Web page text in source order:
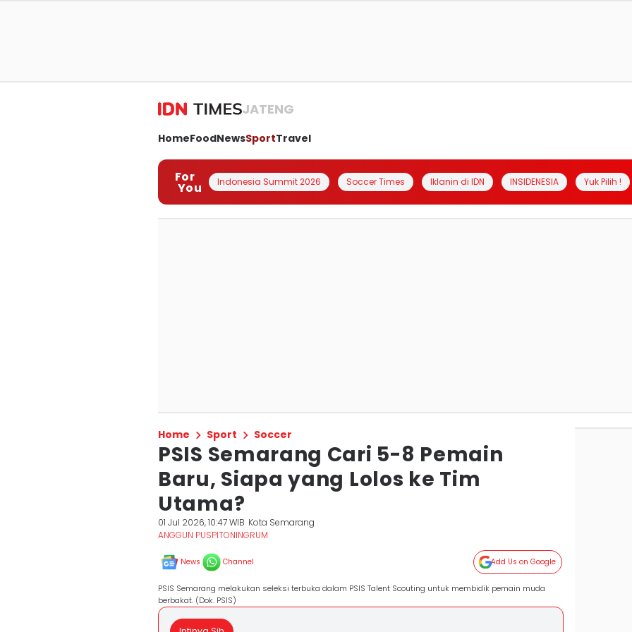
JATENG
HomeFoodNewsSportTravel
For
You Indonesia Summit 2026 Soccer Times Iklanin di IDN INSIDENESIA Yuk Pilih !
Home Sport Soccer
PSIS Semarang Cari 5-8 Pemain
Baru, Siapa yang Lolos ke Tim
Utama?
01 Jul 2026, 10:47 WIB Kota Semarang
ANGGUN PUSPITONINGRUM
News Channel Add Us on Google
PSIS Semarang melakukan seleksi terbuka dalam PSIS Talent Scouting untuk membidik pemain muda
berbakat. (Dok. PSIS)